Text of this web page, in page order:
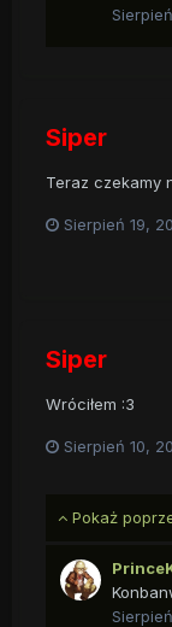
Siper
Teraz czekamy
Sierpień 19,
Siper
Wróciłem :3
Sierpień 10,
Pokaż